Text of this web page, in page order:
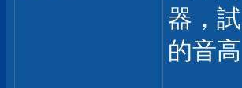
器，
的音高